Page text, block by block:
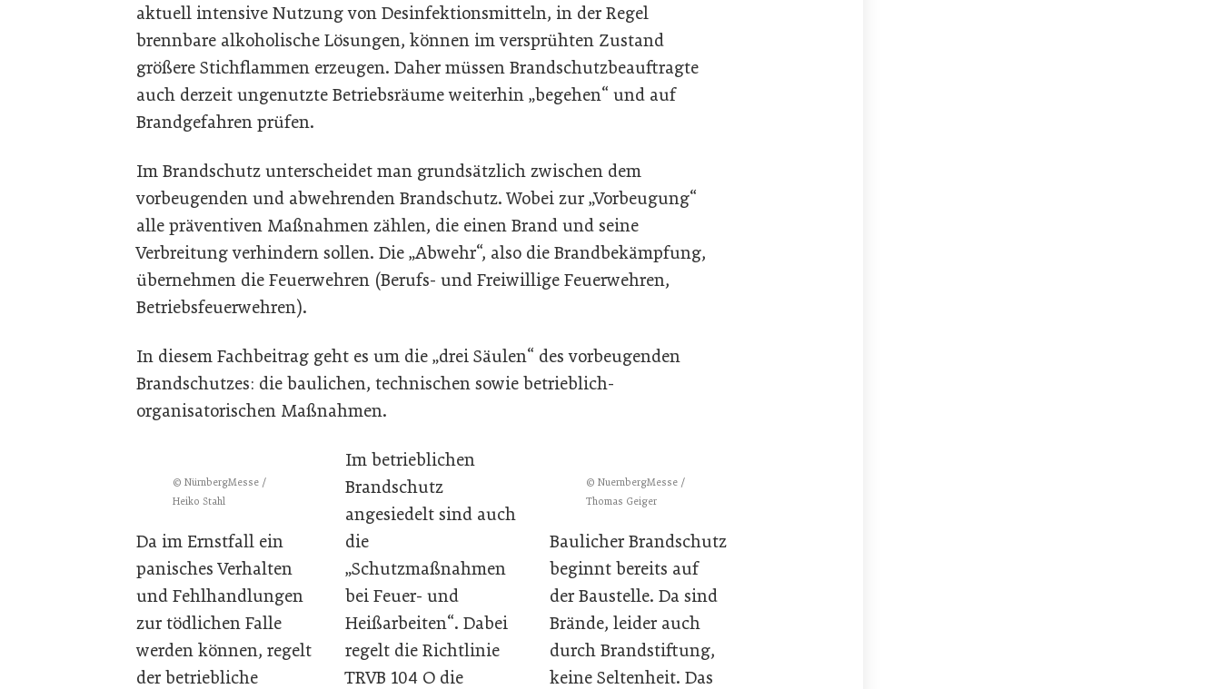
aktuell intensive Nutzung von Desinfektionsmitteln, in der Regel
brennbare alkoholische Lösungen, können im versprühten Zustand
größere Stichflammen erzeugen. Daher müssen Brandschutzbeauftragte
auch derzeit ungenutzte Betriebsräume weiterhin „begehen“ und auf
Brandgefahren prüfen.
Im Brandschutz unterscheidet man grundsätzlich zwischen dem
vorbeugenden und abwehrenden Brandschutz. Wobei zur „Vorbeugung“
alle präventiven Maßnahmen zählen, die einen Brand und seine
Verbreitung verhindern sollen. Die „Abwehr“, also die Brandbekämpfung,
übernehmen die Feuerwehren (Berufs- und Freiwillige Feuerwehren,
Betriebsfeuerwehren).
In diesem Fachbeitrag geht es um die „drei Säulen“ des vorbeugenden
Brandschutzes: die baulichen, technischen sowie betrieblich-
organisatorischen Maßnahmen.
© NuernbergMesse /
Thomas Geiger
Baulicher Brandschutz
beginnt bereits auf
der Baustelle. Da sind
Brände, leider auch
durch Brandstiftung,
keine Seltenheit. Das
© NürnbergMesse /
Heiko Stahl
Da im Ernstfall ein
panisches Verhalten
und Fehlhandlungen
zur tödlichen Falle
werden können, regelt
der betriebliche
Im betrieblichen
Brandschutz
angesiedelt sind auch
die
„Schutzmaßnahmen
bei Feuer- und
Heißarbeiten“. Dabei
regelt die Richtlinie
TRVB 104 O die